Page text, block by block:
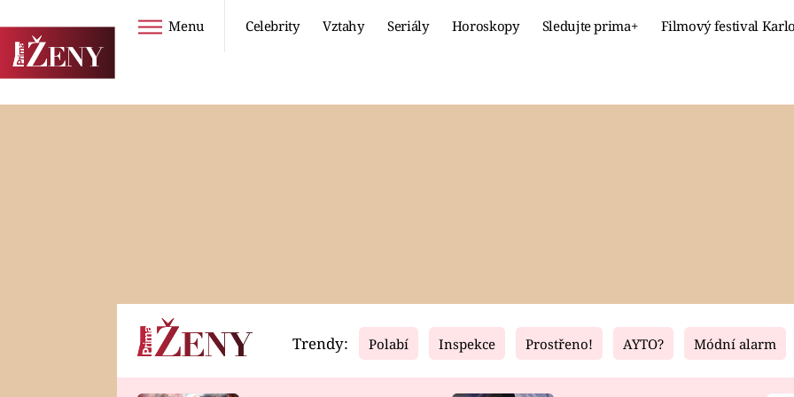
Menu Celebrity Vztahy Seriály Horoskopy Sledujte prima+ Filmový festival
Horoskopy Video Fresh Living
Trendy: Polabí Inspekce Prostřeno! AYTO? Módní alarm